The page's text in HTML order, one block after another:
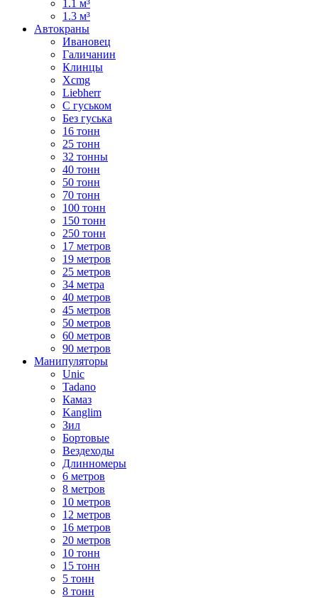
1.1 м³
1.3 м³
Автокраны
Ивановец
Галичанин
Клинцы
Xcmg
Liebherr
С гуськом
Без гуська
16 тонн
25 тонн
32 тонны
40 тонн
50 тонн
70 тонн
100 тонн
150 тонн
250 тонн
17 метров
19 метров
25 метров
34 метра
40 метров
45 метров
50 метров
60 метров
90 метров
Манипуляторы
Unic
Tadano
Камаз
Kanglim
Зил
Бортовые
Вездеходы
Длинномеры
6 метров
8 метров
10 метров
12 метров
16 метров
20 метров
10 тонн
15 тонн
5 тонн
8 тонн